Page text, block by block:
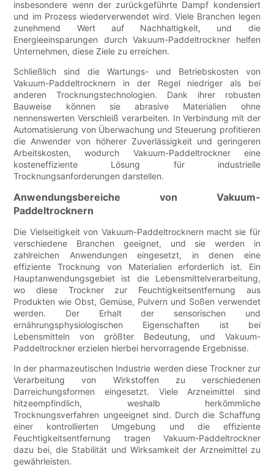
insbesondere wenn der zurückgeführte Dampf kondensiert
und im Prozess wiederverwendet wird. Viele Branchen legen
zunehmend Wert auf Nachhaltigkeit, und die
Energieeinsparungen durch Vakuum-Paddeltrockner helfen
Unternehmen, diese Ziele zu erreichen.
Schließlich sind die Wartungs- und Betriebskosten von
Vakuum-Paddeltrocknern in der Regel niedriger als bei
anderen Trocknungstechnologien. Dank ihrer robusten
Bauweise können sie abrasive Materialien ohne
nennenswerten Verschleiß verarbeiten. In Verbindung mit der
Automatisierung von Überwachung und Steuerung profitieren
die Anwender von höherer Zuverlässigkeit und geringeren
Arbeitskosten, wodurch Vakuum-Paddeltrockner eine
kosteneffiziente Lösung für industrielle
Trocknungsanforderungen darstellen.
Anwendungsbereiche von Vakuum-
Paddeltrocknern
Die Vielseitigkeit von Vakuum-Paddeltrocknern macht sie für
verschiedene Branchen geeignet, und sie werden in
zahlreichen Anwendungen eingesetzt, in denen eine
effiziente Trocknung von Materialien erforderlich ist. Ein
Hauptanwendungsgebiet ist die Lebensmittelverarbeitung,
wo diese Trockner zur Feuchtigkeitsentfernung aus
Produkten wie Obst, Gemüse, Pulvern und Soßen verwendet
werden. Der Erhalt der sensorischen und
ernährungsphysiologischen Eigenschaften ist bei
Lebensmitteln von größter Bedeutung, und Vakuum-
Paddeltrockner erzielen hierbei hervorragende Ergebnisse.
In der pharmazeutischen Industrie werden diese Trockner zur
Verarbeitung von Wirkstoffen zu verschiedenen
Darreichungsformen eingesetzt. Viele Arzneimittel sind
hitzeempfindlich, weshalb herkömmliche
Trocknungsverfahren ungeeignet sind. Durch die Schaffung
einer kontrollierten Umgebung und die effiziente
Feuchtigkeitsentfernung tragen Vakuum-Paddeltrockner
dazu bei, die Stabilität und Wirksamkeit der Arzneimittel zu
gewährleisten.